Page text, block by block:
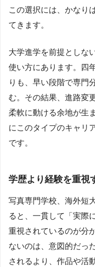
この選択には、かなり
てきます。
大学進学を前提としな
使い方にあります。四
りも、早い段階で専門
む。その結果、進路変
柔軟に動ける余地が生
にこのタイプのキャリ
です。
学歴より経験を重視
写真専門学校、海外短
ると、一貫して「実際
重視されているのが分
ないのは、意図的だっ
されるより、作品や活